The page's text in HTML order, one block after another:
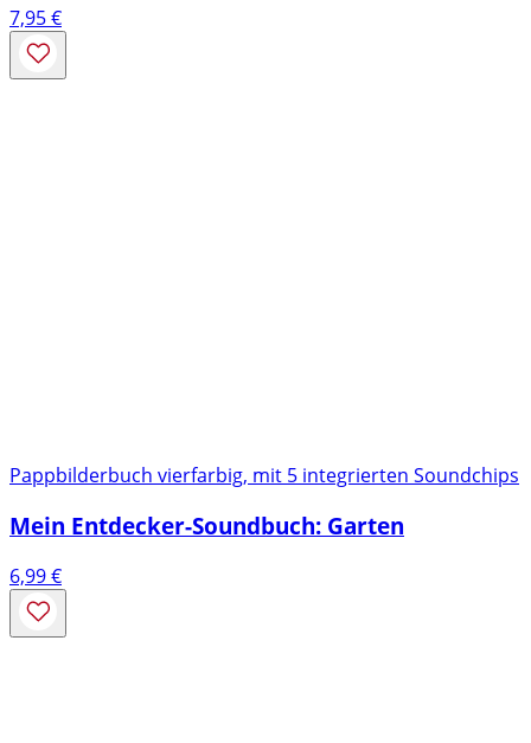
7,95€
Pappbilderbuch vierfarbig, mit 5 integrierten Soundchips
Mein Entdecker-Soundbuch: Garten
6,99€